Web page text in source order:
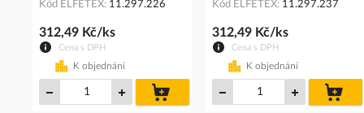
Kód ELFETEX 11.297.226
Cena s DPH
312,49 Kč/ks
K objednání
košíku
Kód ELFETEX 11.297.237
Cena s DPH
312,49 Kč/ks
K objednání